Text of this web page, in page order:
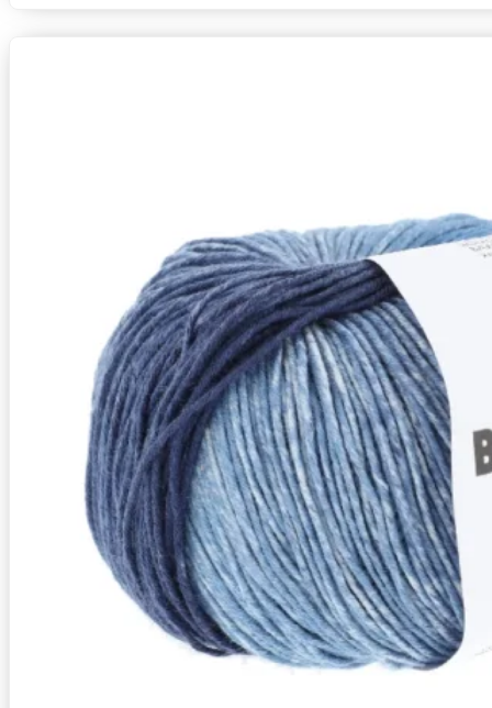
Zusammensetzung
100% Baumwolle (aus kontrolliert
Lauflänge
~180m / 50g
Nadelstärke
Ø 2,5-3 mm
Garnstärke
Sport
Maschenprobe
25 M x 34 R